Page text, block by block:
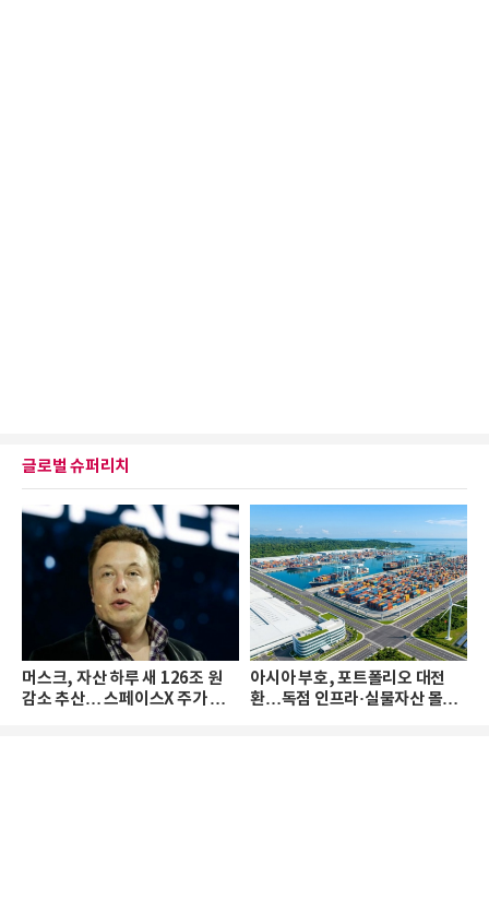
글로벌 슈퍼리치
머스크, 자산 하루 새 126조 원
감소 추산… 스페이스X 주가 하
아시아 부호, 포트폴리오 대전
환…독점 인프라·실물자산 몰린